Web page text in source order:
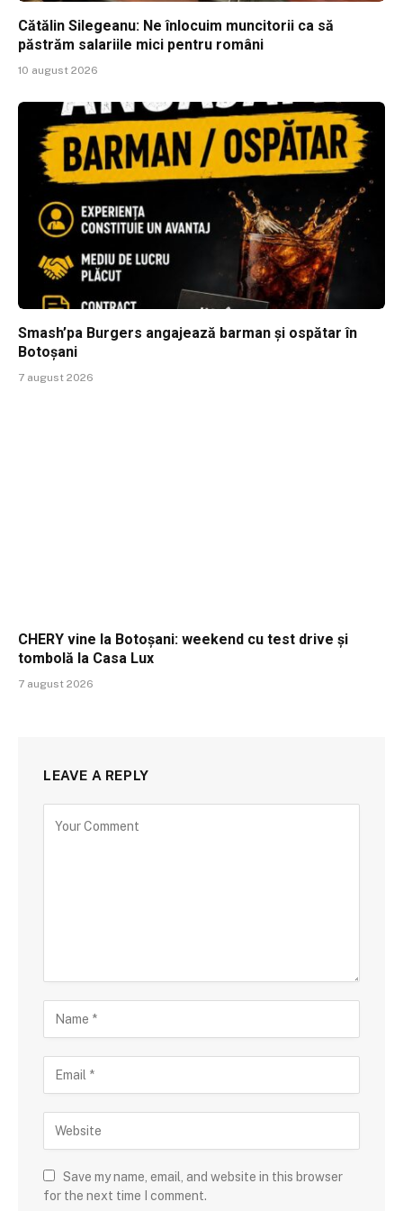
Cătălin Silegeanu: Ne înlocuim muncitorii ca să
păstrăm salariile mici pentru români
10 august 2026
Smash’pa Burgers angajează barman și ospătar în
Botoșani
7 august 2026
CHERY vine la Botoșani: weekend cu test drive și
tombolă la Casa Lux
7 august 2026
LEAVE A REPLY
Save my name, email, and website in this browser
for the next time I comment.